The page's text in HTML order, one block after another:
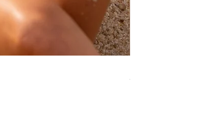
Precio
72,99 €